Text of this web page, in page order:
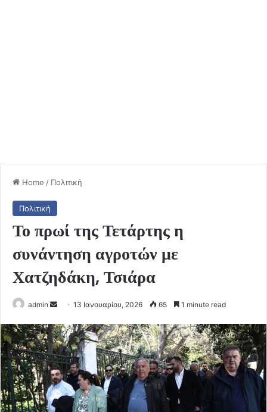
Home / Πολιτική
Πολιτική
Το πρωί της Τετάρτης η
συνάντηση αγροτών με
Χατζηδάκη, Τσιάρα
admin
Send
email
13 Ιανουαρίου, 2026 65 1 minute read